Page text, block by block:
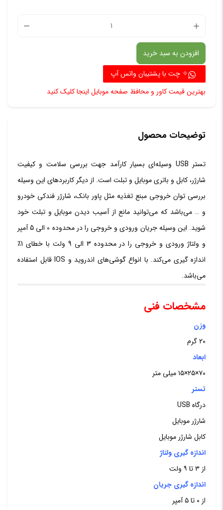
افزودن به سبد خرید
✧ چت با پشتیبان واتس آپ
بهترین قیمت کاور و محافظ صفحه موبایل اینجا کلیک کنید
توضیحات محصول
تستر USB وسیله‌ای بسیار کارآمد جهت بررسی سلامت و کیفیت
شارژر، کابل و باتری موبایل و تبلت است. از دیگر کاربردهای این وسیله
بررسی توان خروجی مبنع تغذیه مثل پاور بانک، شارژر فندکی خودرو
و … می‌باشد که می‌توانید مانع از آسیب دیدن موبایل و تبلت خود
شوید. این وسیله جریان ورودی و خروجی را در محدوده 0 الی 5 آمپر
و ولتاژ ورودی و خروجی را در محدوده 3 الی 9 ولت با خطای 1٪
اندازه گیری می‌کند.‏ با انواع گوشی‌های اندروید و IOS قابل استفاده
می‌باشد.
مشخصات فنی
وزن
۲۰ گرم
ابعاد
۷۰×۲۵×۱۵ میلی متر
تستر
درگاه USB
شارژر موبایل
کابل شارژر موبایل
اندازه گیری ولتاژ
از ۳ تا ۹ ولت
اندازه گیری جریان
از ۰ تا ۵ آمپر